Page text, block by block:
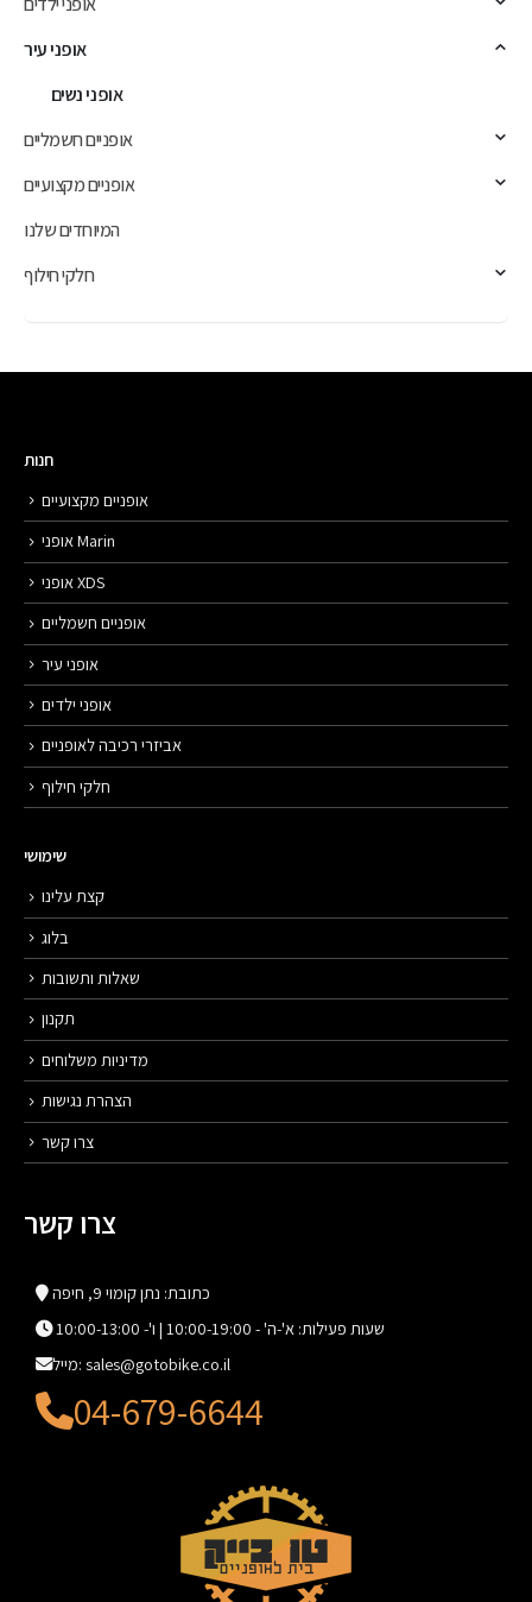
אופני עיר
אופני נשים
אופניים חשמליים
אופניים מקצועיים
המיוחדים שלנו
חלקי חילוף
חנות
אופניים מקצועיים
אופני Marin
אופני XDS
אופניים חשמליים
אופני עיר
אופני ילדים
אביזרי רכיבה לאופניים
חלקי חילוף
שימושי
קצת עלינו
בלוג
שאלות ותשובות
תקנון
מדיניות משלוחים
הצהרת נגישות
צרו קשר
צרו קשר
כתובת: נתן קומוי 9, חיפה
שעות פעילות: א'-ה' - 10:00-19:00 | ו'- 10:00-13:00
מייל: sales@gotobike.co.il
04-679-6644